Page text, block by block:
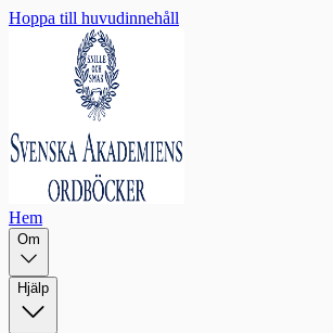
Hoppa till huvudinnehåll
Hem
Om
Hjälp